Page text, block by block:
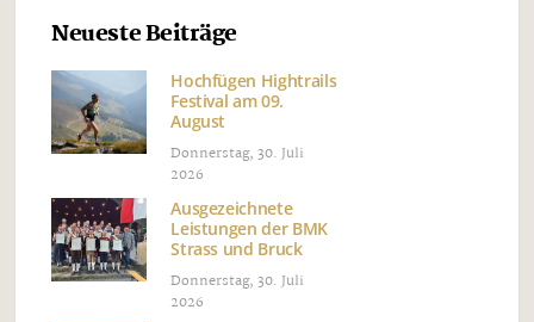
Neueste Beiträge
Hochfügen Hightrails
Festival am 09.
August
Donnerstag, 30. Juli
2026
Ausgezeichnete
Leistungen der BMK
Strass und Bruck
Donnerstag, 30. Juli
2026